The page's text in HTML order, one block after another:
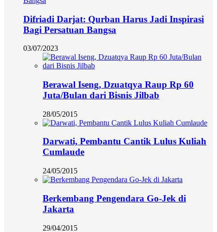
Difriadi Darjat: Qurban Harus Jadi Inspirasi
Bagi Persatuan Bangsa
03/07/2023
Berawal Iseng, Dzuatqya Raup Rp 60
Juta/Bulan dari Bisnis Jilbab
28/05/2015
Darwati, Pembantu Cantik Lulus Kuliah
Cumlaude
24/05/2015
Berkembang Pengendara Go-Jek di
Jakarta
29/04/2015